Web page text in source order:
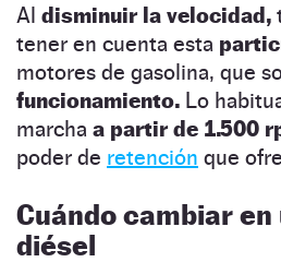
Al disminuir la velocidad,
tener en cuenta esta
motores de gasolina, que
funcionamiento. Lo
marcha a partir de 1.500
poder de retención que
Cuándo cambiar en
diésel